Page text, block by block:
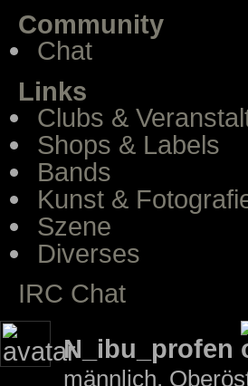
Community
Chat
Links
Clubs &
Shops & Labels
Bands
Kunst &
Szene
Diverses
IRC Chat
N_ibu_profen
männlich,